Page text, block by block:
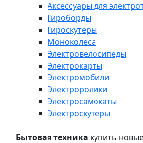
Аксессуары для
Гироборды
Гироскутеры
Моноколеса
Электровелосипеды
Электрокарты
Электромобили
Электроролики
Электросамокаты
Электроскутеры
Бытовая техника купить